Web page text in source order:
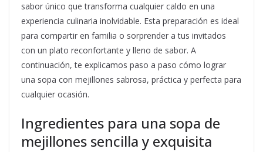
sabor único que transforma cualquier caldo en una
experiencia culinaria inolvidable. Esta preparación es ideal
para compartir en familia o sorprender a tus invitados
con un plato reconfortante y lleno de sabor. A
continuación, te explicamos paso a paso cómo lograr
una sopa con mejillones sabrosa, práctica y perfecta para
cualquier ocasión.
Ingredientes para una sopa de
mejillones sencilla y exquisita